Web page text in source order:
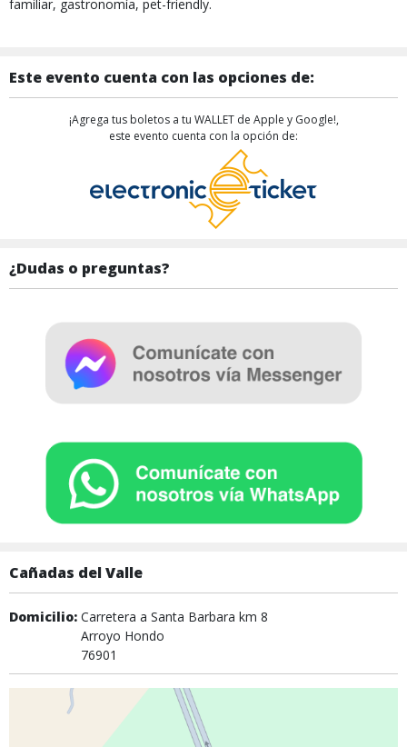
familiar, gastronomía, pet-friendly.
Este evento cuenta con las opciones de:
¡Agrega tus boletos a tu WALLET de Apple y Google!,
este evento cuenta con la opción de:
¿Dudas o preguntas?
Cañadas del Valle
Domicilio: Carretera a Santa Barbara km 8
Arroyo Hondo
76901